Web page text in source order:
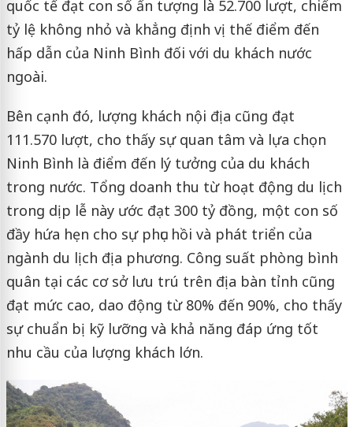
quốc tế đạt con số ấn tượng là 52.700 lượt, chiếm
tỷ lệ không nhỏ và khẳng định vị thế điểm đến
hấp dẫn của Ninh Bình đối với du khách nước
ngoài.
Bên cạnh đó, lượng khách nội địa cũng đạt
111.570 lượt, cho thấy sự quan tâm và lựa chọn
Ninh Bình là điểm đến lý tưởng của du khách
trong nước. Tổng doanh thu từ hoạt động du lịch
trong dịp lễ này ước đạt 300 tỷ đồng, một con số
đầy hứa hẹn cho sự phục hồi và phát triển của
ngành du lịch địa phương. Công suất phòng bình
quân tại các cơ sở lưu trú trên địa bàn tỉnh cũng
đạt mức cao, dao động từ 80% đến 90%, cho thấy
sự chuẩn bị kỹ lưỡng và khả năng đáp ứng tốt
nhu cầu của lượng khách lớn.